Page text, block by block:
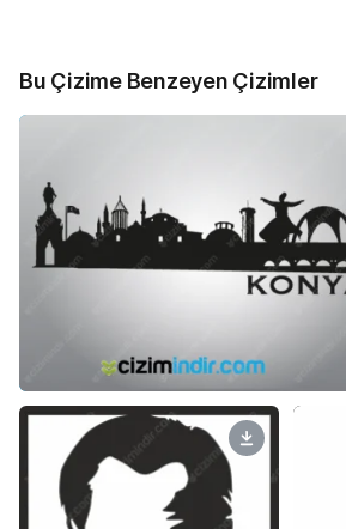
Bu Çizime Benzeyen Çizimler